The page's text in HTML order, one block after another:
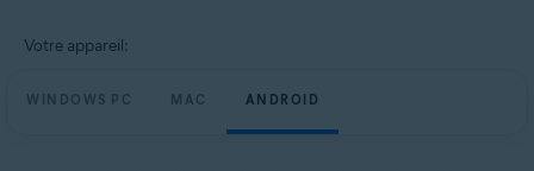
Avast Cleanup Premium
Votre appareil:
WINDOWS PC MAC ANDROID